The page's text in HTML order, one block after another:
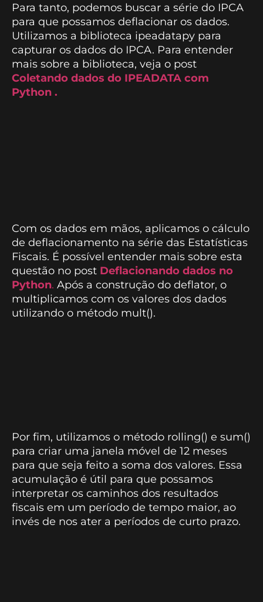
Para tanto, podemos buscar a série do IPCA
para que possamos deflacionar os dados.
Utilizamos a biblioteca ipeadatapy para
capturar os dados do IPCA. Para entender
mais sobre a biblioteca, veja o post
Coletando dados do IPEADATA com
Python .
Com os dados em mãos, aplicamos o cálculo
de deflacionamento na série das Estatísticas
Fiscais. É possível entender mais sobre esta
questão no post Deflacionando dados no
Python. Após a construção do deflator, o
multiplicamos com os valores dos dados
utilizando o método mult().
Por fim, utilizamos o método rolling() e sum()
para criar uma janela móvel de 12 meses
para que seja feito a soma dos valores. Essa
acumulação é útil para que possamos
interpretar os caminhos dos resultados
fiscais em um período de tempo maior, ao
invés de nos ater a períodos de curto prazo.